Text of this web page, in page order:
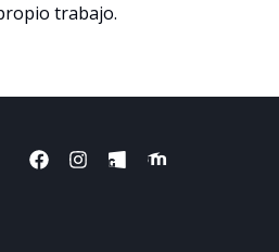
trabajo.
F
a
I
n
I
c
I
c